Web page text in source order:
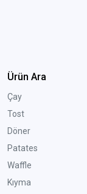
Ürün Ara
Çay
Tost
Döner
Patates
Waffle
Kıyma